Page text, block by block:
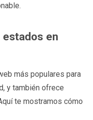
estados en
más populares para
y también ofrece
te mostramos cómo